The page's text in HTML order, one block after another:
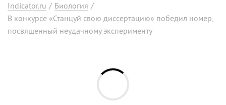
Indicator.ru / Биология /
В конкурсе «Станцуй свою диссертацию» победил номер,
посвященный неудачному эксперименту